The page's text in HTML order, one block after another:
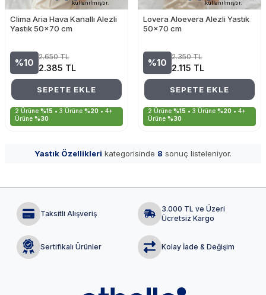
kullanılmıştır.
Clima Aria Hava Kanallı Alezli
Yastık 50x70 cm
%10
2.650TL
2.385 TL
SEPETE EKLE
2 Ürüne %15 • 3 Ürüne %20 • 4+
Ürüne %30
kullanılmıştır.
Lovera Aloevera Alezli Yastık
50x70 cm
%10
2.350TL
2.115 TL
SEPETE EKLE
2 Ürüne %15 • 3 Ürüne %20 • 4+
Ürüne %30
Yastık Özellikleri kategorisinde 8 sonuç listeleniyor.
Taksitli Alışveriş
3.000 TL ve Üzeri
Ücretsiz Kargo
Sertifikalı Ürünler Kolay İade & Değişim